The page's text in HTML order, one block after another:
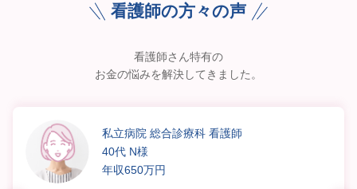
看護師の方々の声
看護師さん特有の
お金の悩みを解決してきました。
私立病院 総合診療科 看護師
40代 N様
年収650万円